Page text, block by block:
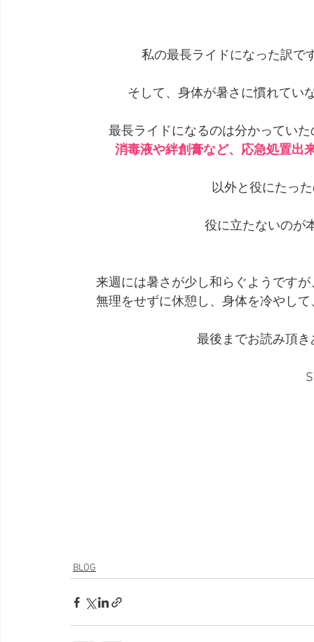
私の最長ライドになった訳で
そして、身体が暑さに慣れてい
最長ライドになるのは分かってい
消毒液や絆創膏など、応急処置出
以外と役にたっ
役に立たないのが
来週には暑さが少し和らぐようです
無理をせずに休憩し、身体を冷やし
最後までお読み頂
BLOG